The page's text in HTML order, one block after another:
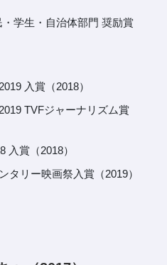
学生・自治体部門 奨励賞
入賞（2018）
TVFジャーナリズム賞
入賞（2018）
タリー映画祭入賞（2019）